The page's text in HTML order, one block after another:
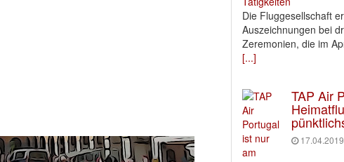
Die Fluggesellschaft
Auszeichnungen bei
Zeremonien, die im
[...]
TAP Air
17.04.2019